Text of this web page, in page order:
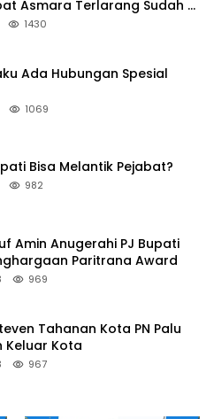
Asmara Terlarang Sudah di
1430
Ada Hubungan Spesial
1069
Bisa Melantik Pejabat?
982
Amin Anugerahi PJ Bupati
Paritrana Award
969
Tahanan Kota PN Palu
Keluar Kota
967